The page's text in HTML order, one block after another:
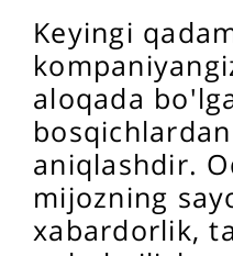
Keyingi
aloqada
aniqlashdir.
mijozning
xabardorlik,